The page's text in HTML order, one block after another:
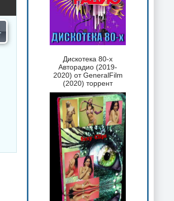
Дискотека 80-х
Авторадио (2019-
2020) от GeneralFilm
(2020) торрент